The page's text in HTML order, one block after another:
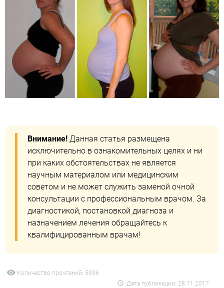
Внимание! Данная статья размещена
исключительно в ознакомительных целях и ни
при каких обстоятельствах не является
научным материалом или медицинским
советом и не может служить заменой очной
консультации с профессиональным врачом. За
диагностикой, постановкой диагноза и
назначением лечения обращайтесь к
квалифицированным врачам!
Количество прочтений: 5936
Дата публикации: 28.11.2017